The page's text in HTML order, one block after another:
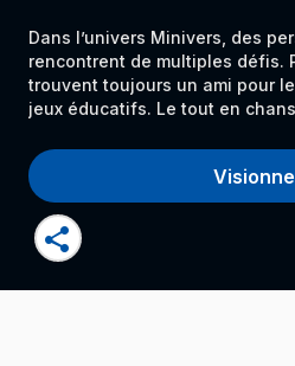
Dans l’univers Minivers, des
rencontrent de multiples défis.
trouvent toujours un ami pour
jeux éducatifs. Le tout en
share